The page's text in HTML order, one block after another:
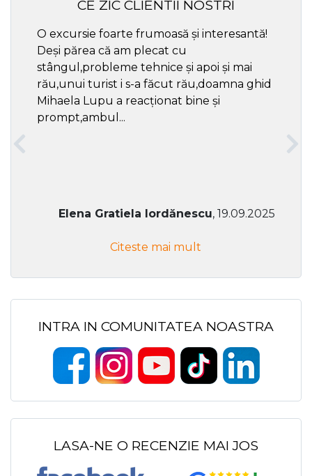
CE ZIC CLIENTII NOSTRI
O excursie foarte frumoasă și interesantă!
Deși părea că am plecat cu
stângul,probleme tehnice și apoi și mai
rău,unui turist i s-a făcut rău,doamna ghid
Mihaela Lupu a reacționat bine și
prompt,ambul...
Elena Gratiela Iordănescu, 19.09.2025
Citeste mai mult
INTRA IN COMUNITATEA NOASTRA
LASA-NE O RECENZIE MAI JOS